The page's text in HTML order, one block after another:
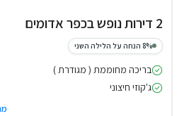
2 דירות נופש בכפר אדומים
8% הנחה על הלילה השני
בריכה מחוממת ( מגודרת )
ג'קוזי חיצוני